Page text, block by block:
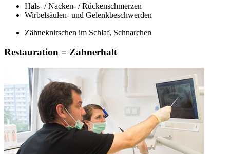
Hals- / Nacken- / Rückenschmerzen
Wirbelsäulen- und Gelenkbeschwerden
Zähneknirschen im Schlaf, Schnarchen
Restauration = Zahnerhalt